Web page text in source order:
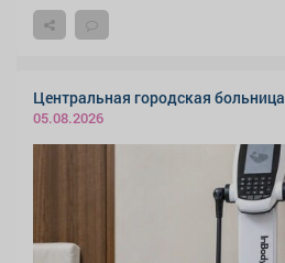
Центральная городская больница
05.08.2026